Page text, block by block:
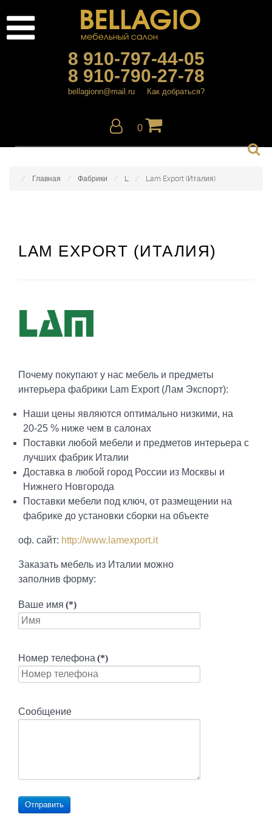
8 910-797-44-05
8 910-790-27-78
bellagionn@mail.ru Как добраться?
0
Главная Фабрики L Lam Export (Италия)
LAM EXPORT (ИТАЛИЯ)
Почему покупают у нас мебель и предметы
интерьера фабрики Lam Export (Лам Экспорт):
Наши цены являются оптимально низкими, на
20-25 % ниже чем в салонах
Поставки любой мебели и предметов интерьера с
лучших фабрик Италии
Доставка в любой город России из Москвы и
Нижнего Новгорода
Поставки мебели под ключ, от размещении на
фабрике до установки сборки на объекте
оф. сайт: http://www.lamexport.it
Заказать мебель из Италии можно
заполнив форму:
Ваше имя (*)
Номер телефона (*)
Сообщение
Отправить